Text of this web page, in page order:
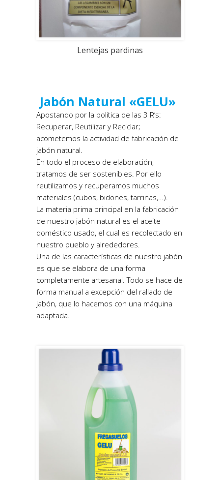
Lentejas pardinas
Jabón Natural «GELU»
Apostando por la política de las 3 R’s:
Recuperar, Reutilizar y Reciclar;
acometemos la actividad de fabricación de
jabón natural.
En todo el proceso de elaboración,
tratamos de ser sostenibles. Por ello
reutilizamos y recuperamos muchos
materiales (cubos, bidones, tarrinas,…).
La materia prima principal en la fabricación
de nuestro jabón natural es el aceite
doméstico usado, el cual es recolectado en
nuestro pueblo y alrededores.
Una de las características de nuestro jabón
es que se elabora de una forma
completamente artesanal. Todo se hace de
forma manual a excepción del rallado de
jabón, que lo hacemos con una máquina
adaptada.